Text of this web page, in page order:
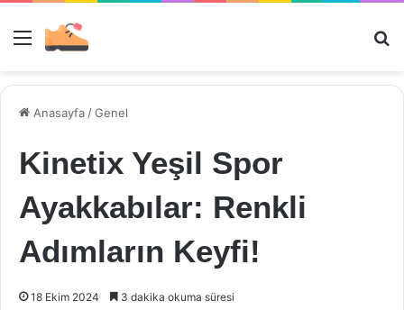
Menü
Anasayfa /Genel
Kinetix Yeşil Spor
Ayakkabılar: Renkli
Adımların Keyfi!
18 Ekim 2024 3 dakika okuma süresi